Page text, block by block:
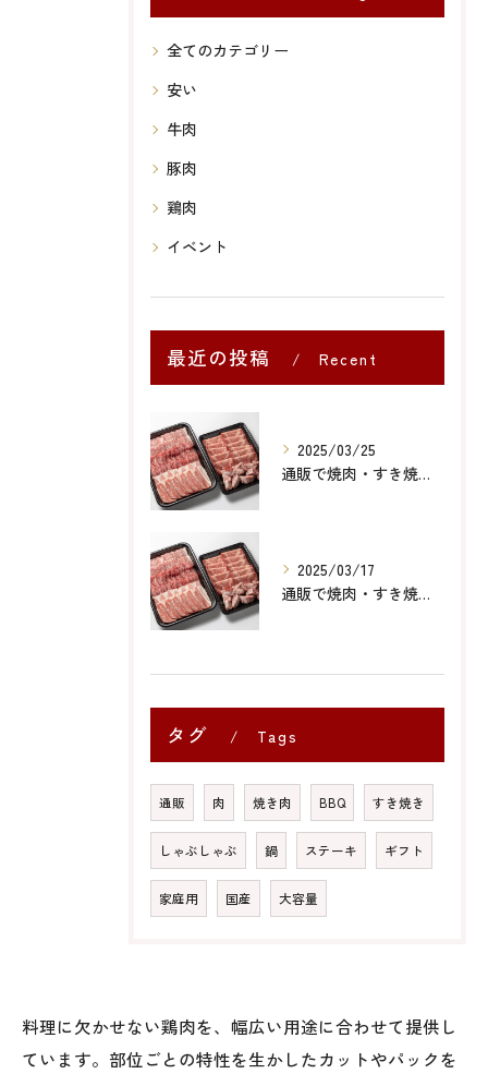
全てのカテゴリー
安い
牛肉
豚肉
鶏肉
イベント
最近の投稿
Recent
2025/03/25
通販で焼肉・すき焼き・しゃぶしゃぶ用お肉販売しております。
2025/03/17
通販で焼肉・すき焼き・しゃぶしゃぶ用お肉販売しております。
タグ Tags
通販 肉 焼き肉 BBQ すき焼き
しゃぶしゃぶ 鍋 ステーキ ギフト
家庭用 国産 大容量
料理に欠かせない鶏肉を、幅広い用途に合わせて提供し
ています。部位ごとの特性を生かしたカットやパックを